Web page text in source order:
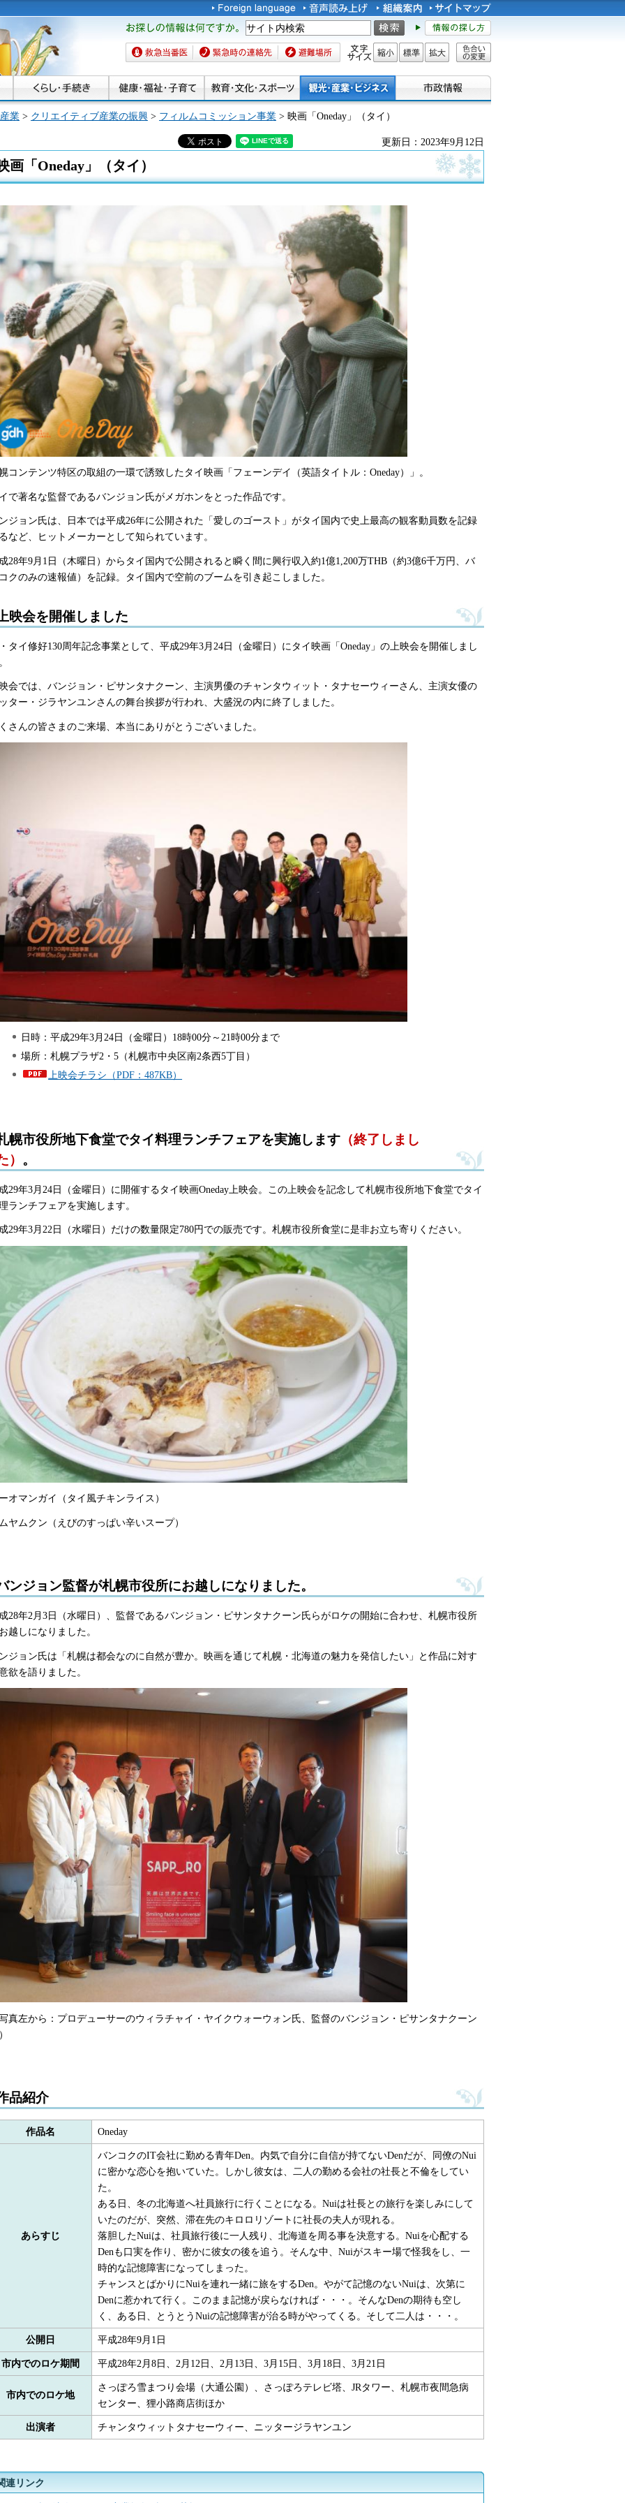
お探しの情報は何です
か。
救急当番医 緊急時の連絡先 避難場所 文字サイズ
縮小 標準 拡大
色合い
業 > クリエイティブ産業の振興 > フィルムコミッション事業 > 映画「Oneday」（タイ）
更新日：2023年9月12日
画「Oneday」（タイ）
コンテンツ特区の取組の一環で誘致したタイ映画「フェーンデイ（英語タイトル：Oneday）」。
で著名な監督であるバンジョン氏がメガホンをとった作品です。
ジョン氏は、日本では平成26年に公開された「愛しのゴースト」がタイ国内で史上最高の観客動員数を記録
など、ヒットメーカーとして知られています。
28年9月1日（木曜日）からタイ国内で公開されると瞬く間に興行収入約1億1,200万THB（約3億6千万円、バ
クのみの速報値）を記録。タイ国内で空前のブームを引き起こしました。
映会を開催しました
タイ修好130周年記念事業として、平成29年3月24日（金曜日）にタイ映画「Oneday」の上映会を開催しまし
会では、バンジョン・ピサンタナクーン、主演男優のチャンタウィット・タナセーウィーさん、主演女優の
ター・ジラヤンユンさんの舞台挨拶が行われ、大盛況の内に終了しました。
さんの皆さまのご来場、本当にありがとうございました。
日時：平成29年3月24日（金曜日）18時00分～21時00分まで
場所：札幌プラザ2・5（札幌市中央区南2条西5丁目）
上映会チラシ（PDF：487KB）
幌市役所地下食堂でタイ料理ランチフェアを実施します （終了しまし
） 。
29年3月24日（金曜日）に開催するタイ映画Oneday上映会。この上映会を記念して札幌市役所地下食堂でタイ
ランチフェアを実施します。
29年3月22日（水曜日）だけの数量限定780円での販売です。札幌市役所食堂に是非お立ち寄りください。
オマンガイ（タイ風チキンライス）
ヤムクン（えびのすっぱい辛いスープ）
ンジョン監督が札幌市役所にお越しになりました。
28年2月3日（水曜日）、監督であるバンジョン・ピサンタナクーン氏らがロケの開始に合わせ、札幌市役所
越しになりました。
ジョン氏は「札幌は都会なのに自然が豊か。映画を通じて札幌・北海道の魅力を発信したい」と作品に対す
欲を語りました。
真左から：プロデューサーのウィラチャイ・ヤイクウォーウォン氏、監督のバンジョン・ピサンタナクーン
品紹介
作品名 Oneday
あらすじ
バンコクのIT会社に勤める青年Den。内気で自分に自信が持てないDenだが、同僚のNui
に密かな恋心を抱いていた。しかし彼女は、二人の勤める会社の社長と不倫をしてい
た。
ある日、冬の北海道へ社員旅行に行くことになる。Nuiは社長との旅行を楽しみにして
いたのだが、突然、滞在先のキロロリゾートに社長の夫人が現れる。
落胆したNuiは、社員旅行後に一人残り、北海道を周る事を決意する。Nuiを心配する
Denも口実を作り、密かに彼女の後を追う。そんな中、Nuiがスキー場で怪我をし、一
時的な記憶障害になってしまった。
チャンスとばかりにNuiを連れ一緒に旅をするDen。やがて記憶のないNuiは、次第に
Denに惹かれて行く。このまま記憶が戻らなければ・・・。そんなDenの期待も空し
く、ある日、とうとうNuiの記憶障害が治る時がやってくる。そして二人は・・・。
公開日 平成28年9月1日
市内でのロケ期間 平成28年2月8日、2月12日、2月13日、3月15日、3月18日、3月21日
市内でのロケ地
さっぽろ雪まつり会場（大通公園）、さっぽろテレビ塔、JRタワー、札幌市夜間急病
センター、狸小路商店街ほか
出演者 チャンタウィットタナセーウィー、ニッタージラヤンユン
連リンク